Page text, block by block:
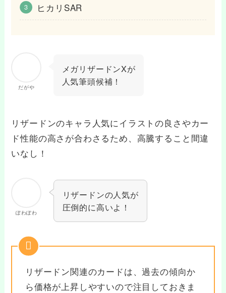
ヒカリSAR
だがや
メガリザードンXが
人気筆頭候補！
リザードンのキャラ人気にイラストの良さやカー
ド性能の高さが合わさるため、高騰すること間違
いなし！
ぽわぽわ
リザードンの人気が
圧倒的に高いよ！
リザードン関連のカードは、過去の傾向か
ら価格が上昇しやすいので注目しておきま